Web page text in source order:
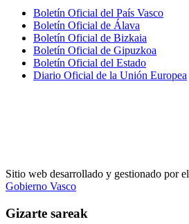
Boletín Oficial del País Vasco
Boletín Oficial de Álava
Boletín Oficial de Bizkaia
Boletín Oficial de Gipuzkoa
Boletín Oficial del Estado
Diario Oficial de la Unión Europea
Sitio web desarrollado y gestionado por el
Gobierno Vasco
Gizarte sareak